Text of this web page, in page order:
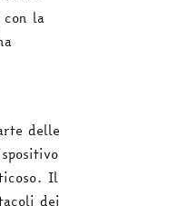
con la
delle
Il
dei